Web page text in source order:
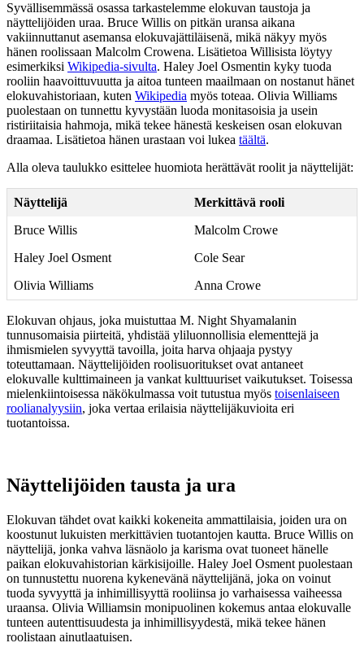
Syvällisemmässä osassa tarkastelemme elokuvan taustoja ja
näyttelijöiden uraa. Bruce Willis on pitkän uransa aikana
vakiinnuttanut asemansa elokuvajättiläisenä, mikä näkyy myös
hänen roolissaan Malcolm Crowena. Lisätietoa Willisista löytyy
esimerkiksi Wikipedia-sivulta. Haley Joel Osmentin kyky tuoda
rooliin haavoittuvuutta ja aitoa tunteen maailmaan on nostanut hänet
elokuvahistoriaan, kuten Wikipedia myös toteaa. Olivia Williams
puolestaan on tunnettu kyvystään luoda monitasoisia ja usein
ristiriitaisia hahmoja, mikä tekee hänestä keskeisen osan elokuvan
draamaa. Lisätietoa hänen urastaan voi lukea täältä.
Alla oleva taulukko esittelee huomiota herättävät roolit ja näyttelijät:
Näyttelijä
Merkittävä rooli
Bruce Willis
Malcolm Crowe
Haley Joel Osment
Cole Sear
Olivia Williams
Anna Crowe
Elokuvan ohjaus, joka muistuttaa M. Night Shyamalanin
tunnusomaisia piirteitä, yhdistää yliluonnollisia elementtejä ja
ihmismielen syvyyttä tavoilla, joita harva ohjaaja pystyy
toteuttamaan. Näyttelijöiden roolisuoritukset ovat antaneet
elokuvalle kulttimaineen ja vankat kulttuuriset vaikutukset. Toisessa
mielenkiintoisessa näkökulmassa voit tutustua myös toisenlaiseen
roolianalyysiin, joka vertaa erilaisia näyttelijäkuvioita eri
tuotantoissa.
Näyttelijöiden tausta ja ura
Elokuvan tähdet ovat kaikki kokeneita ammattilaisia, joiden ura on
koostunut lukuisten merkittävien tuotantojen kautta. Bruce Willis on
näyttelijä, jonka vahva läsnäolo ja karisma ovat tuoneet hänelle
paikan elokuvahistorian kärkisijoille. Haley Joel Osment puolestaan
on tunnustettu nuorena kykenevänä näyttelijänä, joka on voinut
tuoda syvyyttä ja inhimillisyyttä rooliinsa jo varhaisessa vaiheessa
uraansa. Olivia Williamsin monipuolinen kokemus antaa elokuvalle
tunteen autenttisuudesta ja inhimillisyydestä, mikä tekee hänen
roolistaan ainutlaatuisen.